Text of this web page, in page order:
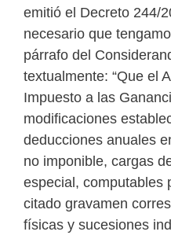
emitió el Decreto 244/
necesario que
párrafo del
textualmente: “Que el
Impuesto a las
modificaciones
deducciones anuales
no imponible, cargas
especial, computables
citado gravamen
físicas y sucesiones